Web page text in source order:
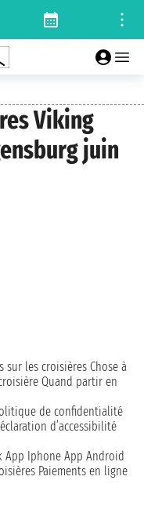
Viking
juin
sur les croisières Chose à
Quand partir en
de confidentialité
d’accessibilité
App Iphone App Android
Paiements en ligne